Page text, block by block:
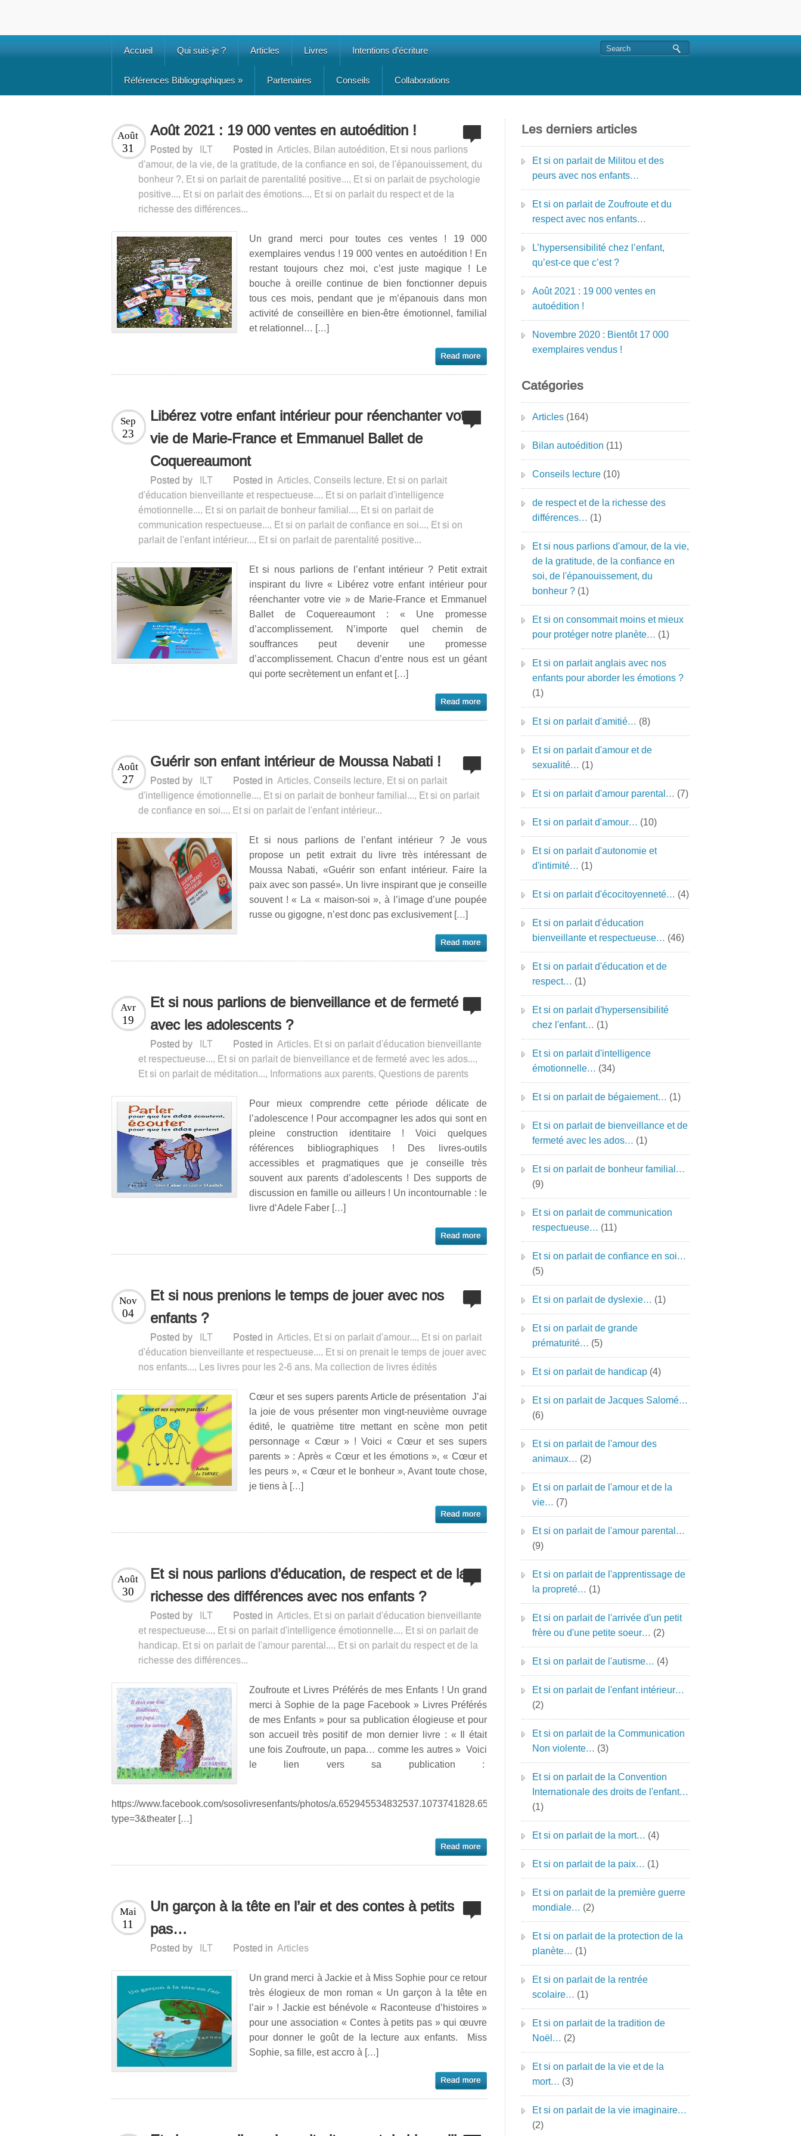
Accueil Qui suis-je ? Articles Livres Intentions d’écriture
Références Bibliographiques » Partenaires Conseils Collaborations
Août 2021 : 19 000 ventes en autoédition !
Août
31 Posted by ILT Posted in Articles, Bilan autoédition, Et si nous parlions
d'amour, de la vie, de la gratitude, de la confiance en soi, de l'épanouissement, du
bonheur ?, Et si on parlait de parentalité positive..., Et si on parlait de psychologie
positive..., Et si on parlait des émotions..., Et si on parlait du respect et de la
richesse des différences...
Un grand merci pour toutes ces ventes ! 19 000
exemplaires vendus ! 19 000 ventes en autoédition ! En
restant toujours chez moi, c’est juste magique ! Le
bouche à oreille continue de bien fonctionner depuis
tous ces mois, pendant que je m’épanouis dans mon
activité de conseillère en bien-être émotionnel, familial
et relationnel… […]
Libérez votre enfant intérieur pour réenchanter votre
vie de Marie-France et Emmanuel Ballet de
Coquereaumont
Sep
23
Posted by ILT Posted in Articles, Conseils lecture, Et si on parlait
d'éducation bienveillante et respectueuse..., Et si on parlait d'intelligence
émotionnelle..., Et si on parlait de bonheur familial..., Et si on parlait de
communication respectueuse..., Et si on parlait de confiance en soi..., Et si on
parlait de l'enfant intérieur..., Et si on parlait de parentalité positive...
Et si nous parlions de l’enfant intérieur ? Petit extrait
inspirant du livre « Libérez votre enfant intérieur pour
réenchanter votre vie » de Marie-France et Emmanuel
Ballet de Coquereaumont : « Une promesse
d’accomplissement. N’importe quel chemin de
souffrances peut devenir une promesse
d’accomplissement. Chacun d’entre nous est un géant
qui porte secrètement un enfant et […]
Guérir son enfant intérieur de Moussa Nabati !
Août
27 Posted by ILT Posted in Articles, Conseils lecture, Et si on parlait
d'intelligence émotionnelle..., Et si on parlait de bonheur familial..., Et si on parlait
de confiance en soi..., Et si on parlait de l'enfant intérieur...
Et si nous parlions de l’enfant intérieur ? Je vous
propose un petit extrait du livre très intéressant de
Moussa Nabati, «Guérir son enfant intérieur. Faire la
paix avec son passé». Un livre inspirant que je conseille
souvent ! « La « maison-soi », à l’image d’une poupée
russe ou gigogne, n’est donc pas exclusivement […]
Et si nous parlions de bienveillance et de fermeté
avec les adolescents ?
Avr
19
Posted by ILT Posted in Articles, Et si on parlait d'éducation bienveillante
et respectueuse..., Et si on parlait de bienveillance et de fermeté avec les ados...,
Et si on parlait de méditation..., Informations aux parents, Questions de parents
Pour mieux comprendre cette période délicate de
l’adolescence ! Pour accompagner les ados qui sont en
pleine construction identitaire ! Voici quelques
références bibliographiques ! Des livres-outils
accessibles et pragmatiques que je conseille très
souvent aux parents d’adolescents ! Des supports de
discussion en famille ou ailleurs ! Un incontournable : le
livre d‘Adele Faber […]
Et si nous prenions le temps de jouer avec nos
enfants ?
Nov
04
Posted by ILT Posted in Articles, Et si on parlait d'amour..., Et si on parlait
d'éducation bienveillante et respectueuse..., Et si on prenait le temps de jouer avec
nos enfants..., Les livres pour les 2-6 ans, Ma collection de livres édités
Cœur et ses supers parents Article de présentation J’ai
la joie de vous présenter mon vingt-neuvième ouvrage
édité, le quatrième titre mettant en scène mon petit
personnage « Cœur » ! Voici « Cœur et ses supers
parents » : Après « Cœur et les émotions », « Cœur et
les peurs », « Cœur et le bonheur », Avant toute chose,
je tiens à […]
Et si nous parlions d’éducation, de respect et de la
richesse des différences avec nos enfants ?
Août
30
Posted by ILT Posted in Articles, Et si on parlait d'éducation bienveillante
et respectueuse..., Et si on parlait d'intelligence émotionnelle..., Et si on parlait de
handicap, Et si on parlait de l'amour parental..., Et si on parlait du respect et de la
richesse des différences...
Zoufroute et Livres Préférés de mes Enfants ! Un grand
merci à Sophie de la page Facebook » Livres Préférés
de mes Enfants » pour sa publication élogieuse et pour
son accueil très positif de mon dernier livre : « Il était
une fois Zoufroute, un papa… comme les autres » Voici
le lien vers sa publication :
https://www.facebook.com/sosolivresenfants/photos/a.652945534832537.1073741828.652457198214704/1099142126879540/?
type=3&theater […]
Un garçon à la tête en l’air et des contes à petits
pas…
Mai
11
Posted by ILT Posted in Articles
Un grand merci à Jackie et à Miss Sophie pour ce retour
très élogieux de mon roman « Un garçon à la tête en
l’air » ! Jackie est bénévole « Raconteuse d’histoires »
pour une association « Contes à petits pas » qui œuvre
pour donner le goût de la lecture aux enfants. Miss
Sophie, sa fille, est accro à […]
Les derniers articles
Et si on parlait de Militou et des
peurs avec nos enfants…
Et si on parlait de Zoufroute et du
respect avec nos enfants…
L’hypersensibilité chez l’enfant,
qu’est-ce que c’est ?
Août 2021 : 19 000 ventes en
autoédition !
Novembre 2020 : Bientôt 17 000
exemplaires vendus !
Catégories
Articles(164)
Bilan autoédition (11)
Conseils lecture(10)
de respect et de la richesse des
différences… (1)
Et si nous parlions d'amour, de la vie,
de la gratitude, de la confiance en
soi, de l'épanouissement, du
bonheur ?(1)
Et si on consommait moins et mieux
pour protéger notre planète… (1)
Et si on parlait anglais avec nos
enfants pour aborder les émotions ?
(1)
Et si on parlait d'amitié… (8)
Et si on parlait d'amour et de
sexualité… (1)
Et si on parlait d'amour parental… (7)
Et si on parlait d'amour… (10)
Et si on parlait d'autonomie et
d'intimité… (1)
Et si on parlait d'écocitoyenneté… (4)
Et si on parlait d'éducation
bienveillante et respectueuse… (46)
Et si on parlait d'éducation et de
respect… (1)
Et si on parlait d'hypersensibilité
chez l'enfant… (1)
Et si on parlait d'intelligence
émotionnelle… (34)
Et si on parlait de bégaiement… (1)
Et si on parlait de bienveillance et de
fermeté avec les ados… (1)
Et si on parlait de bonheur familial…
(9)
Et si on parlait de communication
respectueuse… (11)
Et si on parlait de confiance en soi…
(5)
Et si on parlait de dyslexie… (1)
Et si on parlait de grande
prématurité… (5)
Et si on parlait de handicap(4)
Et si on parlait de Jacques Salomé…
(6)
Et si on parlait de l'amour des
animaux… (2)
Et si on parlait de l'amour et de la
vie… (7)
Et si on parlait de l'amour parental…
(9)
Et si on parlait de l'apprentissage de
la propreté… (1)
Et si on parlait de l'arrivée d'un petit
frère ou d'une petite soeur… (2)
Et si on parlait de l'autisme… (4)
Et si on parlait de l'enfant intérieur…
(2)
Et si on parlait de la Communication
Non violente… (3)
Et si on parlait de la Convention
Internationale des droits de l'enfant…
(1)
Et si on parlait de la mort… (4)
Et si on parlait de la paix… (1)
Et si on parlait de la première guerre
mondiale… (2)
Et si on parlait de la protection de la
planète… (1)
Et si on parlait de la rentrée
scolaire… (1)
Et si on parlait de la tradition de
Noël… (2)
Et si on parlait de la vie et de la
mort… (3)
Et si on parlait de la vie imaginaire…
(2)